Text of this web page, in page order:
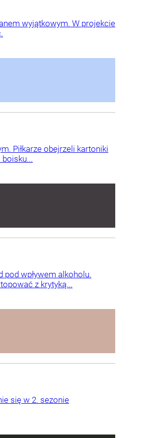
wyjątkowym. W projekcie
Piłkarze obejrzeli kartoniki
pod wpływem alkoholu.
z krytyką...
się w 2. sezonie